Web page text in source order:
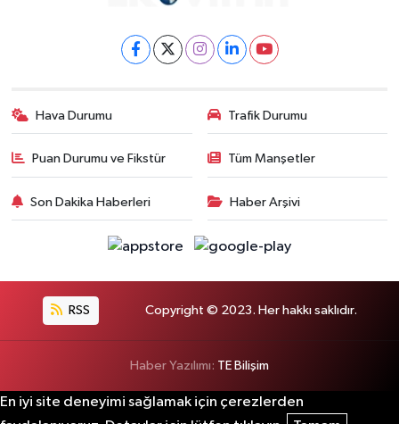
Hava Durumu Trafik Durumu
Puan Durumu ve Fikstür Tüm Manşetler
Son Dakika Haberleri Haber Arşivi
RSS Copyright © 2023. Her hakkı saklıdır.
Haber Yazılımı: TE Bilişim
En iyi site deneyimi sağlamak için çerezlerden